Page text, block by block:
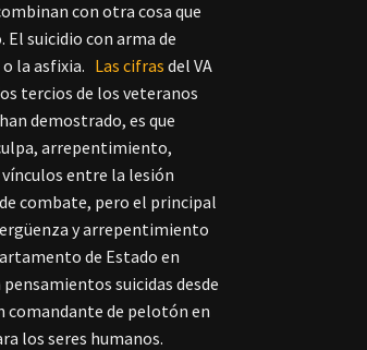
con otra cosa que
suicidio con arma de
la asfixia. Las cifras del VA
tercios de los veteranos
demostrado, es que
arrepentimiento,
entre la lesión
combate, pero el principal
y arrepentimiento
de Estado en
suicidas desde
comandante de pelotón en
los seres humanos.